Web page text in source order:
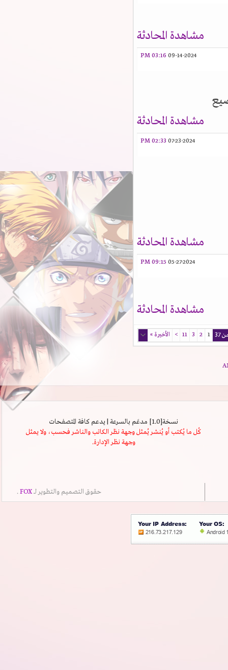
مشاهدة المحادثة
09-14-2024
03:16 PM
مشاهدة المحادثة
07-23-2024
02:33 PM
مشاهدة المحادثة
05-27-2024
09:15 PM
مشاهدة المحادثة
2
11
> الأخيرة»
نسخة[1.0] مدعَم بالسرعة | يدعم كافة المتصفحات
كُل ما يُكتب أو يُنشر يُمثل وجهة نظر الكاتب والناشر فحسب، ولا يمثل
وجهة نظر الإدارة.
حقوق التصميم والتطوير لــFOX
.